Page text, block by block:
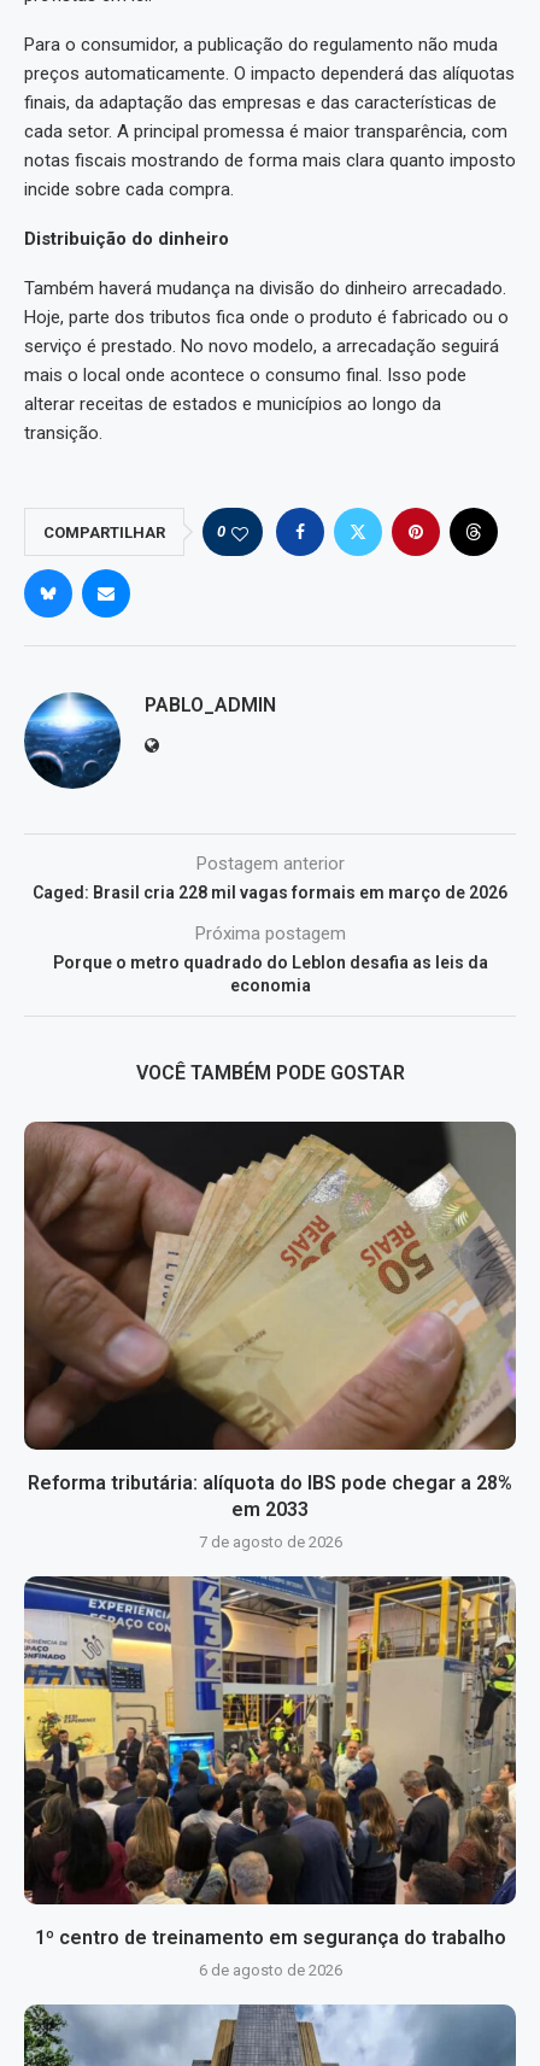
Para o consumidor, a publicação do regulamento não muda
preços automaticamente. O impacto dependerá das alíquotas
finais, da adaptação das empresas e das características de
cada setor. A principal promessa é maior transparência, com
notas fiscais mostrando de forma mais clara quanto imposto
incide sobre cada compra.
Distribuição do dinheiro
Também haverá mudança na divisão do dinheiro arrecadado.
Hoje, parte dos tributos fica onde o produto é fabricado ou o
serviço é prestado. No novo modelo, a arrecadação seguirá
mais o local onde acontece o consumo final. Isso pode
alterar receitas de estados e municípios ao longo da
transição.
COMPARTILHAR 0
PABLO_ADMIN
Postagem anterior
Caged: Brasil cria 228 mil vagas formais em março de 2026
Próxima postagem
Porque o metro quadrado do Leblon desafia as leis da
economia
VOCÊ TAMBÉM PODE GOSTAR
Reforma tributária: alíquota do IBS pode chegar a 28%
em 2033
7 de agosto de 2026
1º centro de treinamento em segurança do trabalho
6 de agosto de 2026